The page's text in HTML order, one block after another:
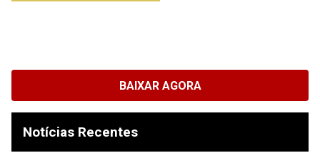
BAIXAR AGORA
Notícias Recentes